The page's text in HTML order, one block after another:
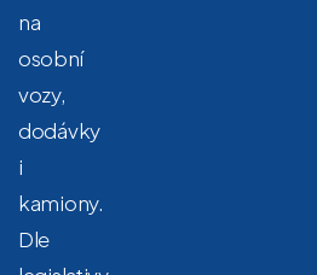
na
osobní
vozy,
dodávky
i
kamiony.
Dle